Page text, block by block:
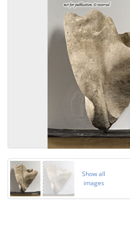
Show all
images